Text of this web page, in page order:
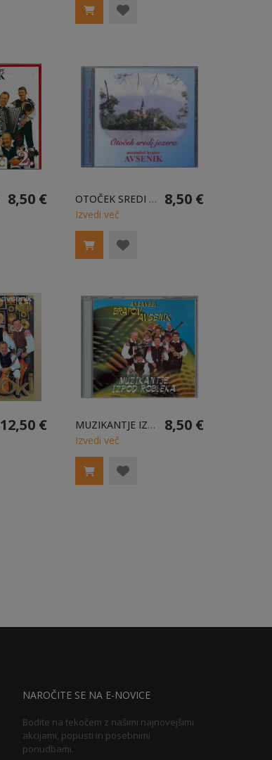
8,50 € OTOČEK SREDI JEZERA - CD 8,50 €
Izvedi več
12,50 € MUZIKANTJE IZPOD ROBLEKA - CD 8,50 €
Izvedi več
NAROČITE SE NA E-NOVICE
Bodite na tekočem z našimi najnovejšimi
akcijami, popusti in posebnimi
ponudbami.